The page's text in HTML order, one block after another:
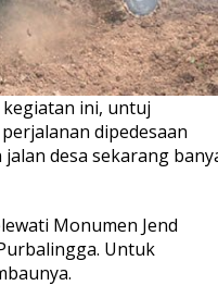
kegiatan ini, untuj
dipedesaan
desa sekarang
Monumen Jend
Untuk